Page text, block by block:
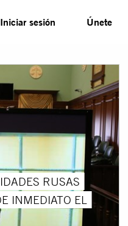
Iniciar sesión Únete
RUSAS
INMEDIATO EL